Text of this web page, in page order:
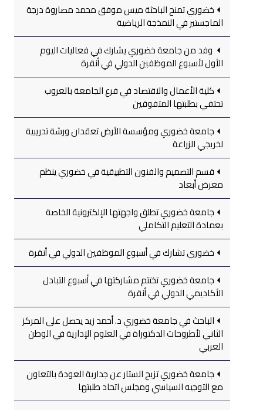
خضوري تمنح الباحثة ميس موفق محمد مصاروة درجة
الماجستير في النمذجة الرياضية
وفد من جامعة خضوري يشارك في فعاليات اليوم
الأول لأسبوع الموظفين الدولي في أنقرة
كلية الأعمال والاقتصاد في فرع الجامعة بالعروب
تحتفي بطلبتها المتفوقين
جامعة خضوري ومؤسسة الأرض تعقدان ورشة تدريبية
لخريجي الزراعة
قسم التصميم والفنون التطبيقية في خضوري ينظم
معرض أبعاد
جامعة خضوري تطلق واجهتها الإلكترونية الخاصة
بعمادة التعليم التكاملي
خضوري تشارك في أسبوع الموظفين الدولي في أنقرة
جامعة خضوري تختتم مشاركتها في أسبوع التبادل
الأكاديمي الدولي في أنقرة
الباحث في جامعة خضوري د. أحمد زيد يحصل على المركز
الثاني لأطروحات الدكتوراة في العلوم الإدارية في الوطن
العربي
جامعة خضوري تزيح الستار عن جدارية العودة بالتعاون
مع التوجيه السياسي ومجلس اتحاد طلبتها